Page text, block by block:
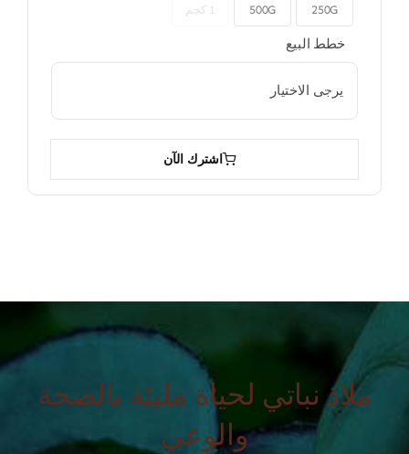
250G
500G 1 كجم
خطط البيع

اشترك الآن
ملاذ نباتي لحياة مليئة بالصحة
والوعي